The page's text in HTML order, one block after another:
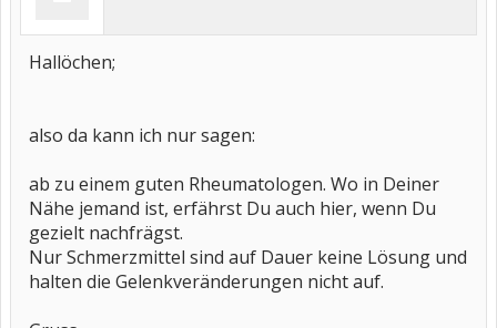
Hallöchen;
also da kann ich nur sagen:
ab zu einem guten Rheumatologen. Wo in Deiner
Nähe jemand ist, erfährst Du auch hier, wenn Du
gezielt nachfrägst.
Nur Schmerzmittel sind auf Dauer keine Lösung und
halten die Gelenkveränderungen nicht auf.